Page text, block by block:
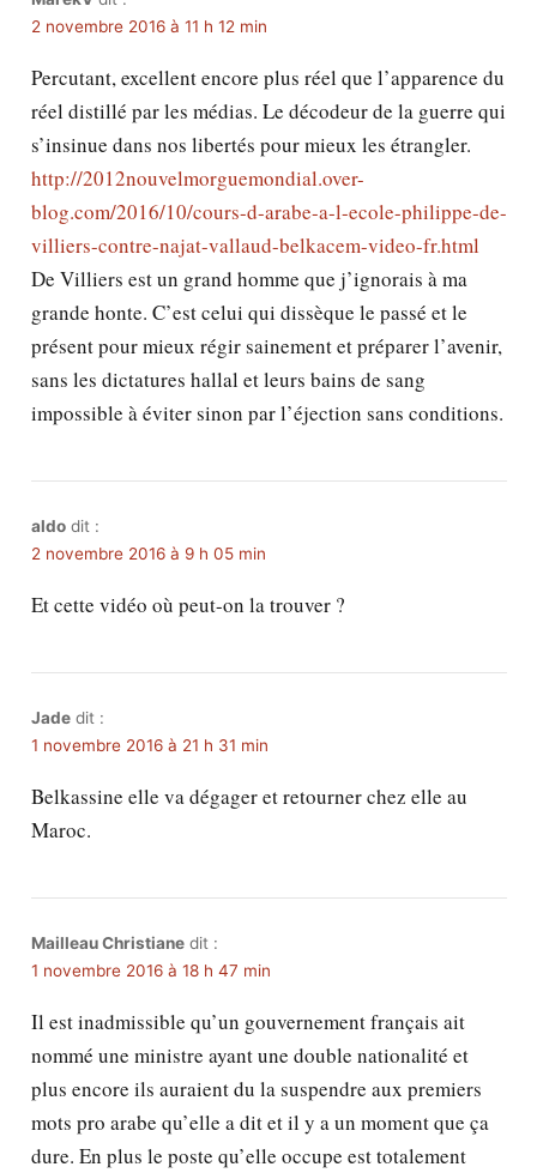
2 novembre 2016 à 11 h 12 min
Percutant, excellent encore plus réel que l’apparence du
réel distillé par les médias. Le décodeur de la guerre qui
s’insinue dans nos libertés pour mieux les étrangler.
http://2012nouvelmorguemondial.over-
blog.com/2016/10/cours-d-arabe-a-l-ecole-philippe-de-
villiers-contre-najat-vallaud-belkacem-video-fr.html
De Villiers est un grand homme que j’ignorais à ma
grande honte. C’est celui qui dissèque le passé et le
présent pour mieux régir sainement et préparer l’avenir,
sans les dictatures hallal et leurs bains de sang
impossible à éviter sinon par l’éjection sans conditions.
aldo dit :
2 novembre 2016 à 9 h 05 min
Et cette vidéo où peut-on la trouver ?
Jade dit :
1 novembre 2016 à 21 h 31 min
Belkassine elle va dégager et retourner chez elle au
Maroc.
Mailleau Christiane dit :
1 novembre 2016 à 18 h 47 min
Il est inadmissible qu’un gouvernement français ait
nommé une ministre ayant une double nationalité et
plus encore ils auraient du la suspendre aux premiers
mots pro arabe qu’elle a dit et il y a un moment que ça
dure. En plus le poste qu’elle occupe est totalement